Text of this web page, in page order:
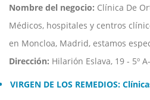
Nombre del negocio: Clínica De
Médicos, hospitales y centros
en Moncloa, Madrid, estamos
Dirección: Hilarión Eslava, 19 - 5º
VIRGEN DE LOS REMEDIOS: